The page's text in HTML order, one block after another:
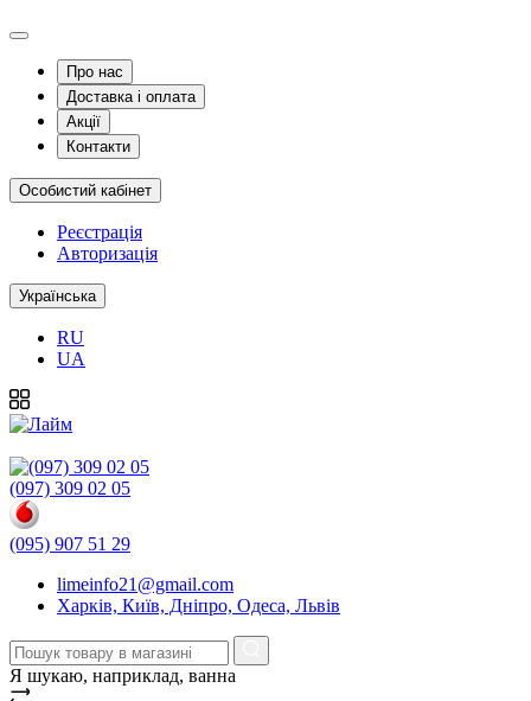
Про нас
Доставка і оплата
Акції
Контакти
Особистий кабінет
Реєстрація
Авторизація
Українська
RU
UA
(097) 309 02 05
(095) 907 51 29
limeinfo21@gmail.com
Харків, Київ, Дніпро, Одеса, Львів
Я шукаю, наприклад, ванна